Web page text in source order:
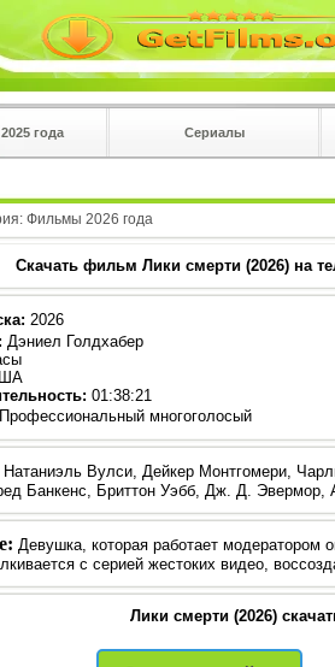
года Сериалы
Фильмы 2026 года
Скачать фильм Лики смерти (2026) на
: 2026
: Дэниел Голдхабер
01:38:21
Профессиональный многоголосый
Натаниэль Вулси, Дейкер Монтгомери,
Банкенс, Бриттон Уэбб, Дж. Д. Эвермор,
Девушка, которая работает
с серией жестоких видео,
Лики смерти (2026)
в плеере
сперва нажмите на